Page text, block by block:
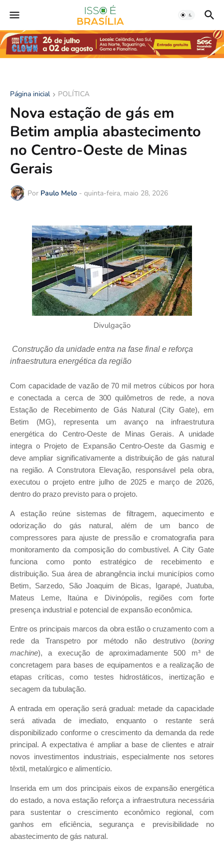
Página inicial POLÍTICA
Nova estação de gás em
Betim amplia abastecimento
no Centro-Oeste de Minas
Gerais
Por Paulo Melo - quinta-feira, maio 28, 2026
Divulgação
Construção da unidade entra na fase final e reforça
infraestrutura energética da região
Com capacidade de vazão de 70 mil metros cúbicos por hora
e conectada a cerca de 300 quilômetros de rede, a nova
Estação de Recebimento de Gás Natural (City Gate), em
Betim (MG), representa um avanço na infraestrutura
energética do Centro-Oeste de Minas Gerais. A unidade
integra o Projeto de Expansão Centro-Oeste da Gasmig e
deve ampliar significativamente a distribuição de gás natural
na região. A Construtora Elevação, responsável pela obra,
executou o projeto entre julho de 2025 e março de 2026,
dentro do prazo previsto para o projeto.
A estação reúne sistemas de filtragem, aquecimento e
odorização do gás natural, além de um banco de
compressores para ajuste de pressão e cromatografia para
monitoramento da composição do combustível. A City Gate
funciona como ponto estratégico de recebimento e
distribuição. Sua área de abrangência inclui municípios como
Betim, Sarzedo, São Joaquim de Bicas, Igarapé, Juatuba,
Mateus Leme, Itaúna e Divinópolis, regiões com forte
presença industrial e potencial de expansão econômica.
Entre os principais marcos da obra estão o cruzamento com a
rede da Transpetro por método não destrutivo (boring
machine), a execução de aproximadamente 500 m³ de
concretagem para bases de equipamentos e a realização de
etapas críticas, como testes hidrostáticos, inertização e
secagem da tubulação.
A entrada em operação será gradual: metade da capacidade
será ativada de imediato, enquanto o restante será
disponibilizado conforme o crescimento da demanda da rede
principal. A expectativa é ampliar a base de clientes e atrair
novos investimentos industriais, especialmente nos setores
têxtil, metalúrgico e alimentício.
Inserida em um dos principais eixos de expansão energética
do estado, a nova estação reforça a infraestrutura necessária
para sustentar o crescimento econômico regional, com
ganhos em eficiência, segurança e previsibilidade no
abastecimento de gás natural.